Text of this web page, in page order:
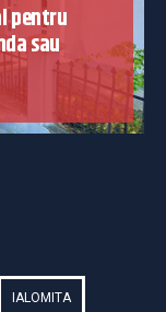
pentru
sau
IALOMITA